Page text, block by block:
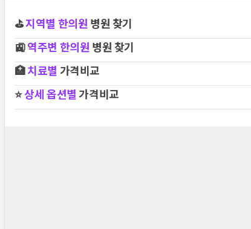
⛳지역별 한의원 병원 찾기
🚉역주변 한의원 병원 찾기
🏥치료별 가격비교
⭐상세 옵션별가격비교